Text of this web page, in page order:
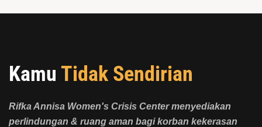
Kamu Tidak Sendirian
Rifka Annisa Women's Crisis Center menyediakan
perlindungan & ruang aman bagi korban kekerasan